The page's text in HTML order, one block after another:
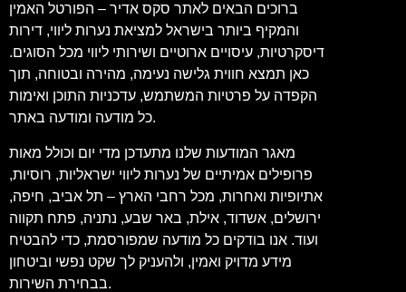
ברוכים הבאים לאתר סקס אדיר – הפורטל האמין
והמקיף ביותר בישראל למציאת נערות ליווי, דירות
דיסקרטיות, עיסויים ארוטיים ושירותי ליווי מכל הסוגים.
כאן תמצא חווית גלישה נעימה, מהירה ובטוחה, תוך
הקפדה על פרטיות המשתמש, עדכניות התוכן ואימות
כל מודעה ומודעה באתר.
מאגר המודעות שלנו מתעדכן מדי יום וכולל מאות
פרופילים אמיתיים של נערות ליווי ישראליות, רוסיות,
אתיופיות ואחרות, מכל רחבי הארץ – תל אביב, חיפה,
ירושלים, אשדוד, אילת, באר שבע, נתניה, פתח תקווה
ועוד. אנו בודקים כל מודעה שמפורסמת, כדי להבטיח
מידע מדויק ואמין, ולהעניק לך שקט נפשי וביטחון
בבחירת השירות.